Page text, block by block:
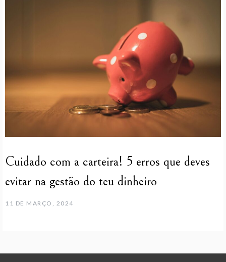
Cuidado com a carteira! 5 erros que deves
evitar na gestão do teu dinheiro
11 DE MARÇO, 2024